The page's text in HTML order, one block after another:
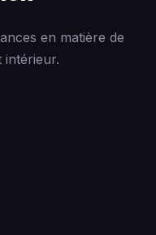
en matière de
intérieur.